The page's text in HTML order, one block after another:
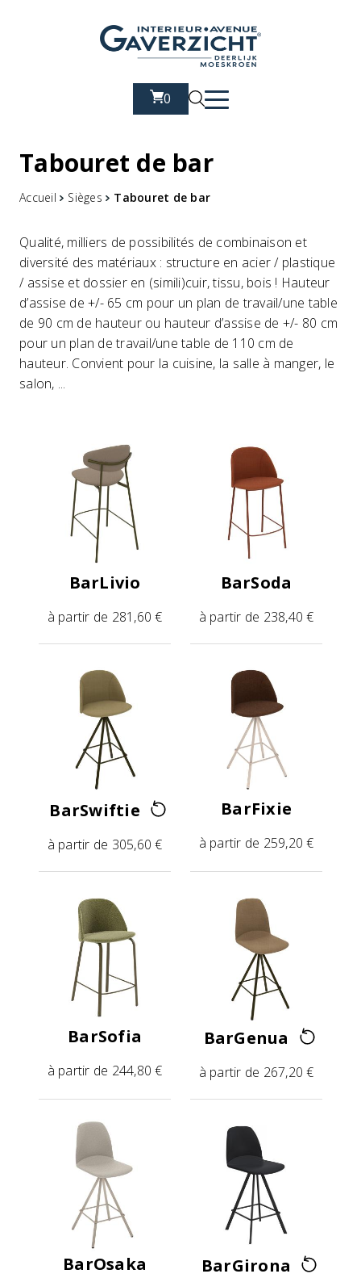
0
Tabouret de bar
Accueil Sièges Tabouret de bar
Qualité, milliers de possibilités de combinaison et
diversité des matériaux : structure en acier / plastique
/ assise et dossier en (simili)cuir, tissu, bois ! Hauteur
d’assise de +/- 65 cm pour un plan de travail/une table
de 90 cm de hauteur ou hauteur d’assise de +/- 80 cm
pour un plan de travail/une table de 110 cm de
hauteur. Convient pour la cuisine, la salle à manger, le
salon, ...
BarLivio
à partir de 281,60 €
BarSoda
à partir de 238,40 €
BarSwiftie
à partir de 305,60 €
BarFixie
à partir de 259,20 €
BarSofia
à partir de 244,80 €
BarGenua
à partir de 267,20 €
BarOsaka BarGirona